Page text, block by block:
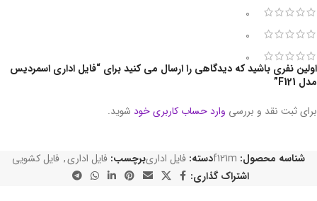
0
0
0
اولین نفری باشید که دیدگاهی را ارسال می کنید برای “فایل اداری اسمردیس
مدل F121”
برای ثبت نقد و بررسی وارد حساب کاربری خود شوید.
شناسه محصول: f121mدسته: فایل اداریبرچسب: فایل اداری, فایل کشویی
اشتراک گذاری: